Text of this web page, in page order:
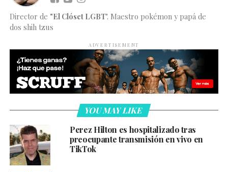
Director de "El Clóset LGBT". Maestro pokémon y papá de
dos shih tzus
ADVERTISEMENT
YOU MAY LIKE
Perez Hilton es hospitalizado tras
preocupante transmisión en vivo en
TikTok